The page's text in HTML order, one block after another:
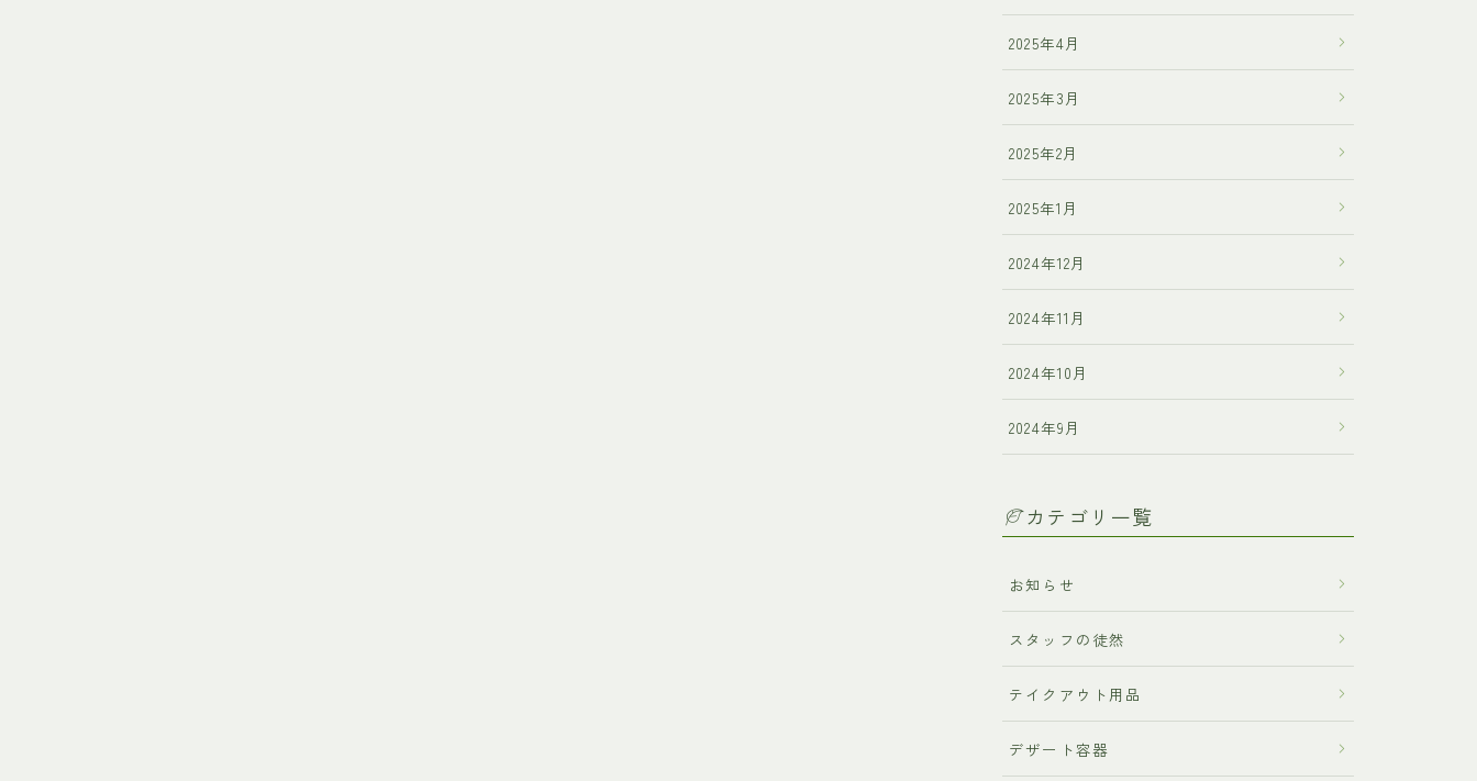
2025年4月
2025年3月
2025年2月
2025年1月
2024年12月
2024年11月
2024年10月
2024年9月
カテゴリ一覧
お知らせ
スタッフの徒然
テイクアウト用品
デザート容器